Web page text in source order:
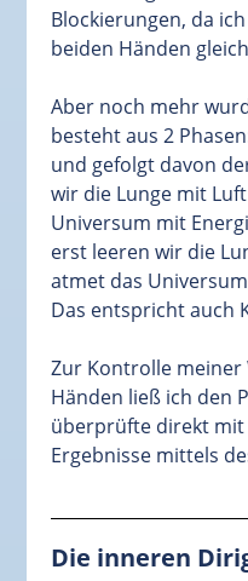
Blockierungen, da
beiden Händen
Aber noch mehr
besteht aus 2
und gefolgt davon
wir die Lunge mit
Universum mit
erst leeren wir die
atmet das
Das entspricht auch
Zur Kontrolle
Händen ließ ich den
überprüfte direkt mit
Ergebnisse mittels
Die inneren